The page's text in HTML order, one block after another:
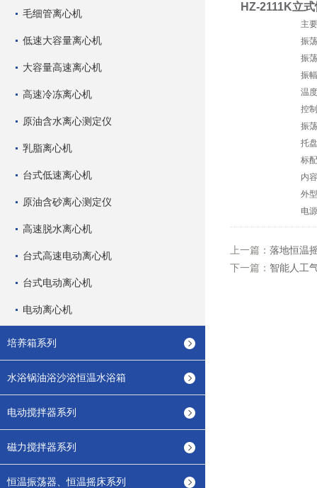
毛细管离心机
低速大容量离心机
大容量高速离心机
高速冷冻离心机
原油含水离心测定仪
乳脂离心机
台式低速离心机
原油含砂离心测定仪
高速脱水离心机
台式高速电动离心机
台式电动离心机
电动离心机
培养箱系列
水浴锅油浴沙浴恒温水浴箱
电动搅拌器系列
磁力搅拌器系列
恒温振荡器、恒温摇床系列
HZ-2111K立
主
振
振
振
温
控
振
托
标
内
外
电
上一篇： 落地恒温
下一篇： 智能人工